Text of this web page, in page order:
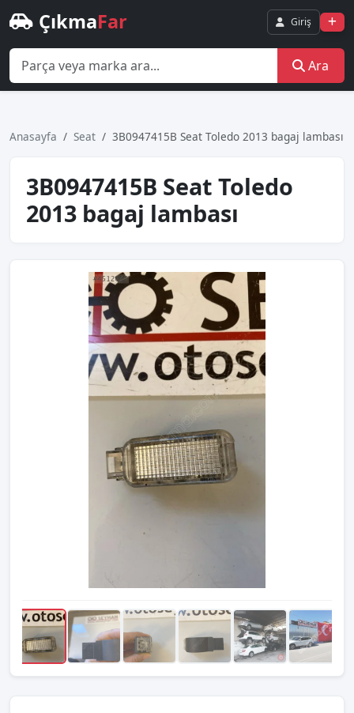
ÇıkmaFar Giriş
Ara
Anasayfa Seat 3B0947415B Seat Toledo 2013 bagaj lambası
3B0947415B Seat Toledo
2013 bagaj lambası